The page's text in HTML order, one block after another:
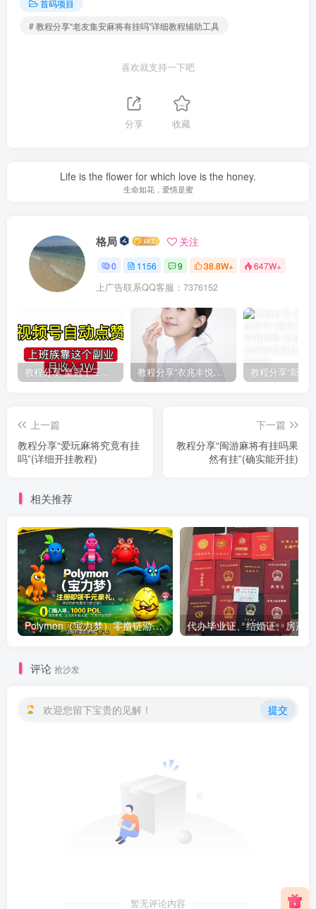
首码项目
# 教程分享“老友集安麻将有挂吗”详细教程辅助工具
喜欢就支持一下吧
分享 收藏
Life is the flower for which love is the honey.
生命如花，爱情是蜜
格局 关注
0 1156 9 38.8W+ 647W+
上广告联系QQ客服：7376152
教程分享“皇冠十三水有挂吗果然有挂”(确实真的有挂) 教程分享“衣兆丰悦有挂的吗”(确实真的有挂)
上一篇
教程分享“爱玩麻将究竟有挂
吗”(详细开挂教程)
下一篇
教程分享“闽游麻将有挂吗果
然有挂”(确实能开挂)
相关推荐
Polymon（宝力梦）零撸链游天花板，稳定收益，轻松变现，今日全球首发！
评论 抢沙发
欢迎您留下宝贵的见解！ 提交
暂无评论内容